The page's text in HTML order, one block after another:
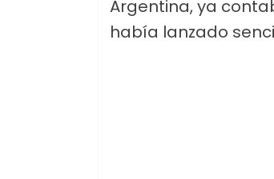
Argentina, ya
había lanzado